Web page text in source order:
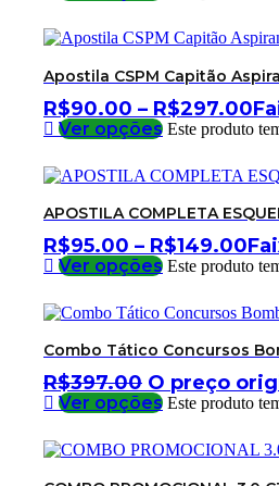
Apostila CSPM Capitão
R$90.00 – R$297.00
Ver opções Este produto
APOSTILA COMPLETA
R$95.00 – R$149.00
Ver opções Este produto
Combo Tático Concursos
R$397.00 O preço
Ver opções Este produto